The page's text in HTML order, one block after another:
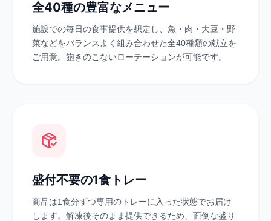
全40種の豊富なメニュー
施設での毎日の食事提供を想定し、魚・肉・大豆・野
菜などをバランスよく組み合わせた全40種類の献立を
ご用意。飽きのこないローテーションが可能です。
盛付不要の1食トレー
商品は1食分ずつ専用のトレーに入った状態でお届け
します。解凍後そのまま提供できるため、面倒な盛り